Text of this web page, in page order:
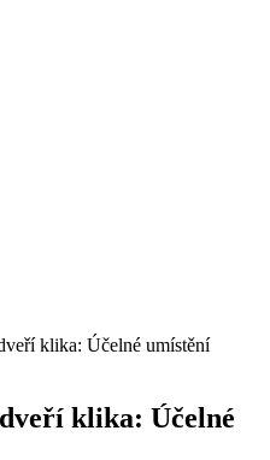
klika: Účelné umístění
klika: Účelné